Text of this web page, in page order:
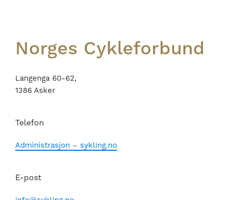
Norges Cykleforbund
Langenga 60-62,
1386 Asker
Telefon
Administrasjon – sykling.no
E-post